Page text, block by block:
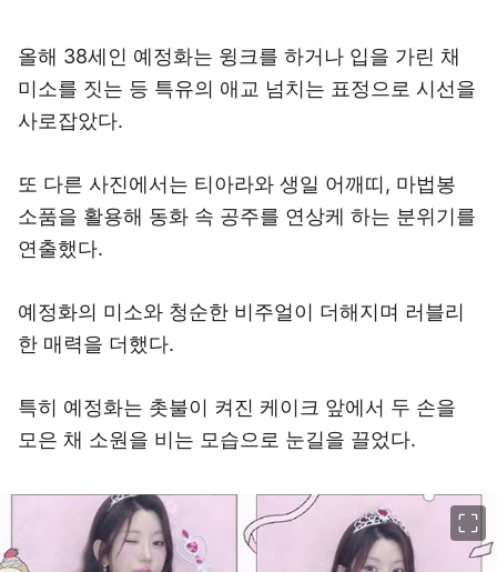
올해 38세인 예정화는 윙크를 하거나 입을 가린 채
미소를 짓는 등 특유의 애교 넘치는 표정으로 시선을
사로잡았다.
또 다른 사진에서는 티아라와 생일 어깨띠, 마법봉
소품을 활용해 동화 속 공주를 연상케 하는 분위기를
연출했다.
예정화의 미소와 청순한 비주얼이 더해지며 러블리
한 매력을 더했다.
특히 예정화는 촛불이 켜진 케이크 앞에서 두 손을
모은 채 소원을 비는 모습으로 눈길을 끌었다.